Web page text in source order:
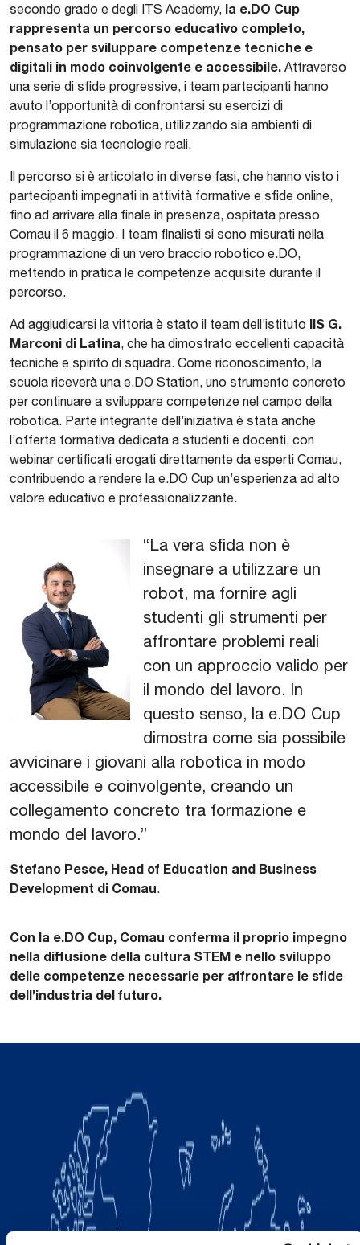
secondo grado e degli ITS Academy, la e.DO Cup
rappresenta un percorso educativo completo,
pensato per sviluppare competenze tecniche e
digitali in modo coinvolgente e accessibile. Attraverso
una serie di sfide progressive, i team partecipanti hanno
avuto l’opportunità di confrontarsi su esercizi di
programmazione robotica, utilizzando sia ambienti di
simulazione sia tecnologie reali.
Il percorso si è articolato in diverse fasi, che hanno visto i
partecipanti impegnati in attività formative e sfide online,
fino ad arrivare alla finale in presenza, ospitata presso
Comau il 6 maggio. I team finalisti si sono misurati nella
programmazione di un vero braccio robotico e.DO,
mettendo in pratica le competenze acquisite durante il
percorso.
Ad aggiudicarsi la vittoria è stato il team dell’istituto IIS G.
Marconi di Latina, che ha dimostrato eccellenti capacità
tecniche e spirito di squadra. Come riconoscimento, la
scuola riceverà una e.DO Station, uno strumento concreto
per continuare a sviluppare competenze nel campo della
robotica. Parte integrante dell’iniziativa è stata anche
l’offerta formativa dedicata a studenti e docenti, con
webinar certificati erogati direttamente da esperti Comau,
contribuendo a rendere la e.DO Cup un’esperienza ad alto
valore educativo e professionalizzante.
“La vera sfida non è
insegnare a utilizzare un
robot, ma fornire agli
studenti gli strumenti per
affrontare problemi reali
con un approccio valido per
il mondo del lavoro. In
questo senso, la e.DO Cup
dimostra come sia possibile
avvicinare i giovani alla robotica in modo
accessibile e coinvolgente, creando un
collegamento concreto tra formazione e
mondo del lavoro.”
Stefano Pesce, Head of Education and Business
Development di Comau.
Con la e.DO Cup, Comau conferma il proprio impegno
nella diffusione della cultura STEM e nello sviluppo
delle competenze necessarie per affrontare le sfide
dell’industria del futuro.